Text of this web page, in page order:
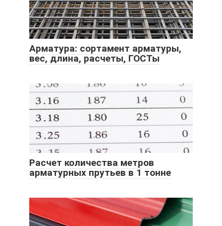
Арматура: сортамент арматуры,
вес, длина, расчеты, ГОСТы
Расчет количества метров
арматурных прутьев в 1 тонне